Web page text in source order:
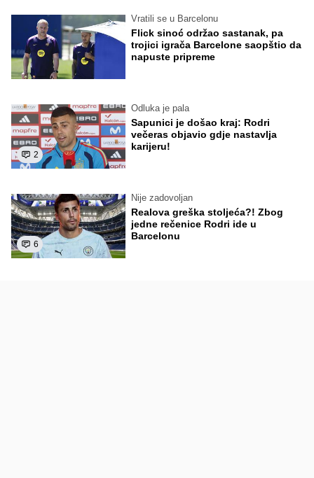
Vratili se u Barcelonu
Flick sinoć održao sastanak, pa
trojici igrača Barcelone saopštio da
napuste pripreme
2
Odluka je pala
Sapunici je došao kraj: Rodri
večeras objavio gdje nastavlja
karijeru!
6
Nije zadovoljan
Realova greška stoljeća?! Zbog
jedne rečenice Rodri ide u
Barcelonu